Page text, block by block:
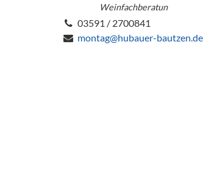
Gläser
Kühlanhänger
Weinfachberatun
03591 / 2700841
montag@hubauer-bautzen.de